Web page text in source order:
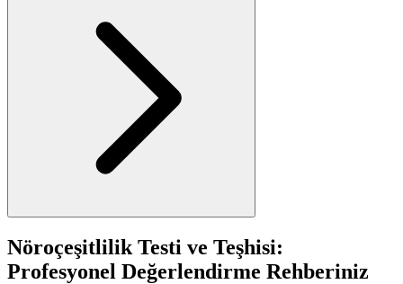
Nöroçeşitlilik Testi ve Teşhisi:
Profesyonel Değerlendirme Rehberiniz